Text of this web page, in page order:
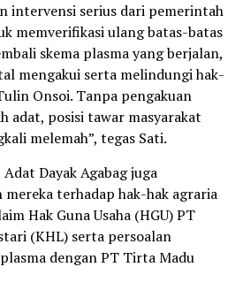
intervensi serius dari pemerintah
memverifikasi ulang batas-batas
skema plasma yang berjalan,
mengakui serta melindungi hak-
Onsoi. Tanpa pengakuan
adat, posisi tawar masyarakat
melemah”, tegas Sati.
Dayak Agabag juga
terhadap hak-hak agraria
Hak Guna Usaha (HGU) PT
(KHL) serta persoalan
dengan PT Tirta Madu